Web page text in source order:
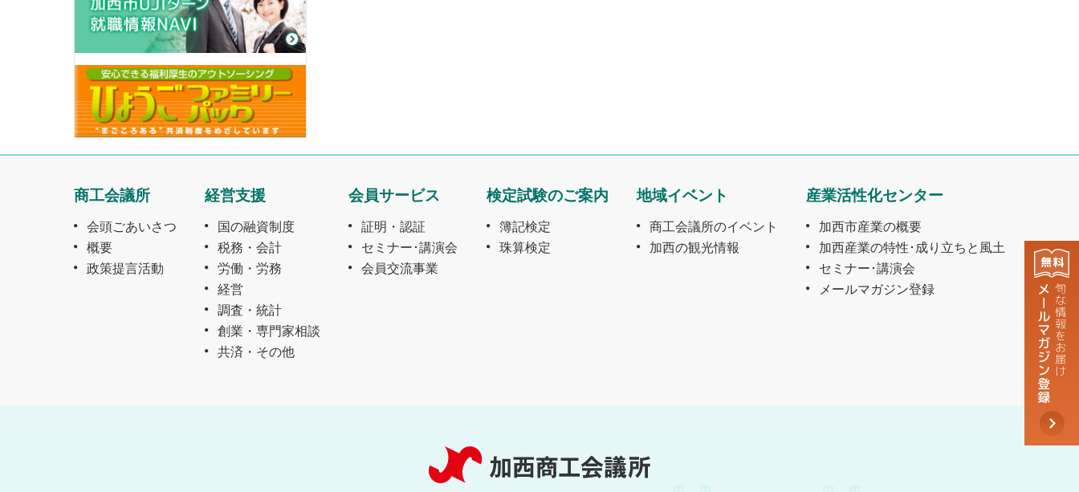
商工会議所
会頭ごあいさつ
概要
政策提言活動
経営支援
国の融資制度
税務・会計
労働・労務
経営
調査・統計
創業・専門家相談
共済・その他
会員サービス
証明・認証
セミナー･講演会
会員交流事業
検定試験のご案内
簿記検定
珠算検定
地域イベント
商工会議所のイベント
加西の観光情報
産業活性化センター
加西市産業の概要
加西産業の特性･成り立ちと風土
セミナー･講演会
メールマガジン登録